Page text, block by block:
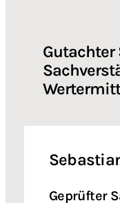
Gutachter
Geprüfter